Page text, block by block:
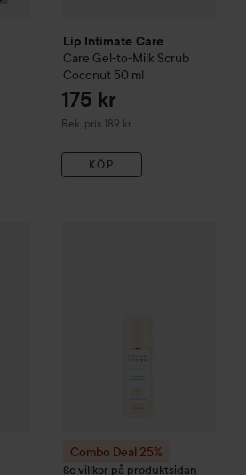
Lip Intimate Care
Care Gel-to-Milk Scrub
Coconut 50 ml
175 kr
Rek. pris 189 kr
Rekommenderat pris 189 kr
KÖP
Combo Deal 25%
Se villkor på produktsidan